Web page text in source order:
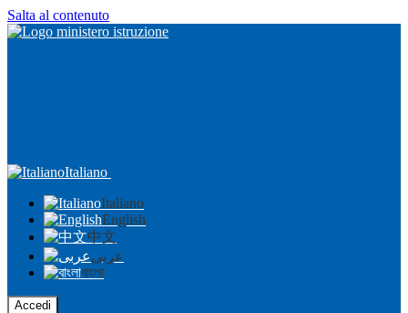
Salta al contenuto
Italiano
Italiano
English
中文
عربى
বাংলা
Accedi